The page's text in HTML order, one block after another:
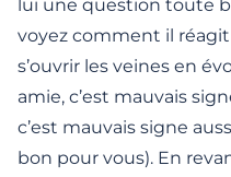
lui une question toute
voyez comment il réagit
s’ouvrir les veines en
amie, c’est mauvais
c’est mauvais signe
bon pour vous). En